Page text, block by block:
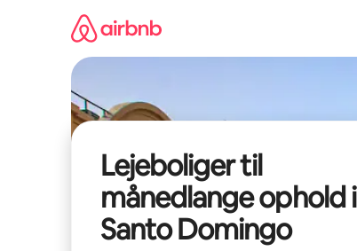
Lejeboliger til
månedlange ophold i
Santo Domingo